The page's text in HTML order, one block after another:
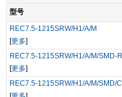
型号
REC7.5-1215SRW/H1/A/M
[更多]
REC7.5-1215SRW/H1/A/M/SMD-R
[更多]
REC7.5-1215SRW/H1/A/M/SMD/